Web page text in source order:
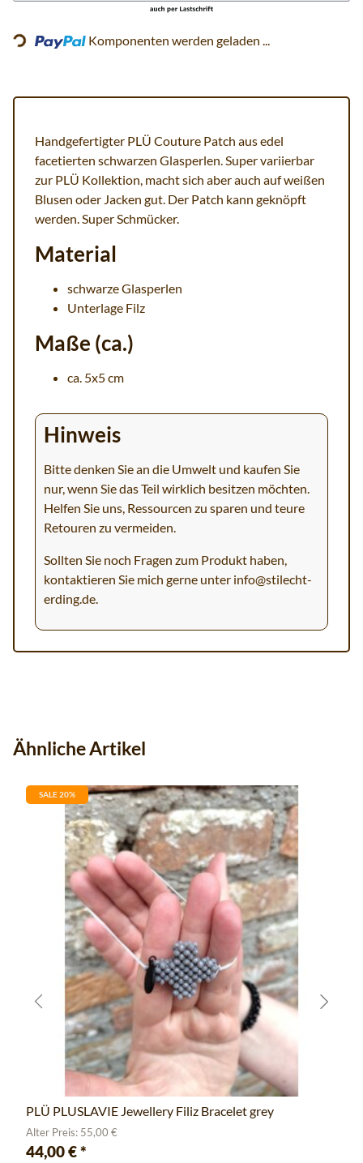
Loading... Komponenten werden geladen ...
Handgefertigter PLÜ Couture Patch aus edel
facetierten schwarzen Glasperlen. Super variierbar
zur PLÜ Kollektion, macht sich aber auch auf weißen
Blusen oder Jacken gut. Der Patch kann geknöpft
werden. Super Schmücker.
Material
schwarze Glasperlen
Unterlage Filz
Maße (ca.)
ca. 5x5 cm
Hinweis
Bitte denken Sie an die Umwelt und kaufen Sie
nur, wenn Sie das Teil wirklich besitzen möchten.
Helfen Sie uns, Ressourcen zu sparen und teure
Retouren zu vermeiden.
Sollten Sie noch Fragen zum Produkt haben,
kontaktieren Sie mich gerne unter info@stilecht-
erding.de.
Ähnliche Artikel
SALE 20%
PLÜ PLUSLAVIE Jewellery Filiz Bracelet grey
Alter Preis: 55,00 €
44,00 €*